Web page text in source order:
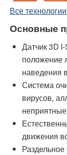
Все
Основные
Датчик 3D
положение
наведения
Система
вирусов,
движения